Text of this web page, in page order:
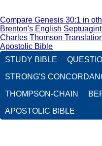
Compare Genesis 30:1 in
Brenton's English
Charles Thomson
Apostolic Bible
STUDY BIBLE
STRONG'S
THOMPSON-CHAIN
APOSTOLIC BIBLE